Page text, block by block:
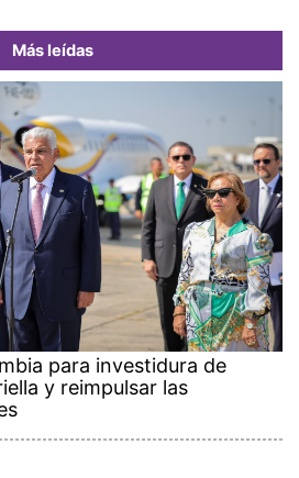
Más leídas
para investidura de
y reimpulsar las